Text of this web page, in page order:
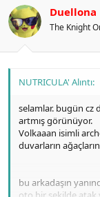
Duellona
The Knight
NUTRICULA' Alıntı:
selamlar. bugün cz
artmış görünüyor.
Volkaaan isimli
duvarların
bu arkadaşın